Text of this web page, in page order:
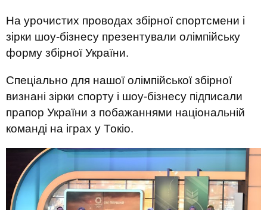
На урочистих проводах збірної спортсмени і
зірки шоу-бізнесу презентували олімпійську
форму збірної України.
Спеціально для нашої олімпійської збірної
визнані зірки спорту і шоу-бізнесу підписали
прапор України з побажаннями національній
команді на іграх у Токіо.